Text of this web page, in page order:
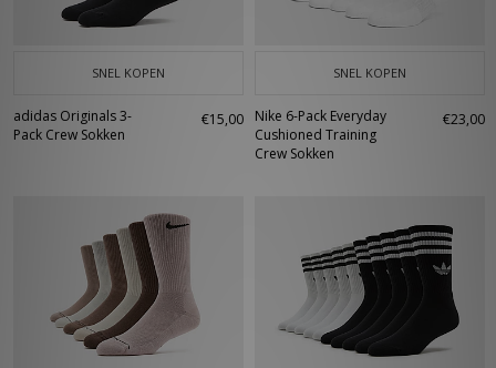
SNEL KOPEN
adidas Originals 3-
Pack Crew Sokken
€15,00
SNEL KOPEN
Nike 6-Pack Everyday
Cushioned Training
Crew Sokken
€23,00